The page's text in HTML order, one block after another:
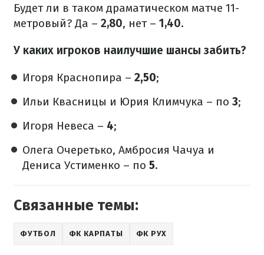
Будет ли в таком драматическом матче 11-
метровый? Да – 2,80, нет – 1,40.
У каких игроков наилучшие шансы забить?
Игоря Краснопира – 2,50;
Ильи Квасницы и Юрия Климчука – по 3;
Игоря Невеса – 4;
Олега Очеретько, Амбросия Чачуа и
Дениса Устименко – по 5.
Связанные темы:
ФУТБОЛ ФК КАРПАТЫ ФК РУХ